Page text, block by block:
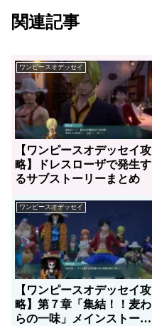
関連記事
ワンピースオデッセイ
【ワンピースオデッセイ攻
略】ドレスローザで発生す
るサブストーリーまとめ
ワンピースオデッセイ
【ワンピースオデッセイ攻
略】第７章「集結！！麦わ
らの一味」メインストーリ